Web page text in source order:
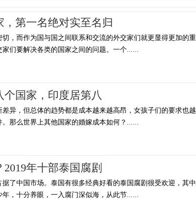
第一名绝对实至名归
，而作为国与国之间联系和交流的外交家们就更显得更加的
们要解决各类的国家之间的问题。一个......
国家，印度居第八
异，但总体的趋势都是成本越来越高昂，女孩子们的要求也
那么世界上其他国家的婚嫁成本如何？......
年十部泰国腐剧
了中国市场。泰国有很多经典好看的泰国腐剧很受欢迎，其
，十分养眼，一入腐门深似海，从此节......